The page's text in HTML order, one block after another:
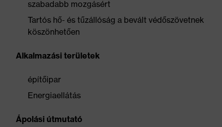
szabadabb mozgásért
Tartós hő- és tűzállóság a bevált védőszövetnek
köszönhetően
Alkalmazási területek
építőipar
Energiaellátás
Ápolási útmutató